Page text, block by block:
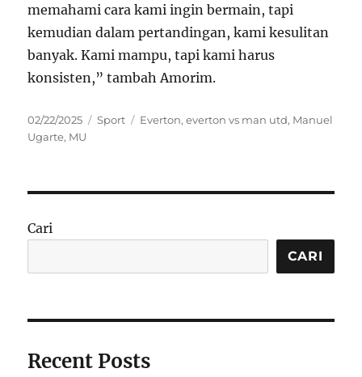
memahami cara kami ingin bermain, tapi
kemudian dalam pertandingan, kami kesulitan
banyak. Kami mampu, tapi kami harus
konsisten,” tambah Amorim.
Posted
on
02/22/2025 Categories
Sport Tags
Everton,everton vs man utd, Manuel
Ugarte, MU
Cari
CARI
Recent Posts